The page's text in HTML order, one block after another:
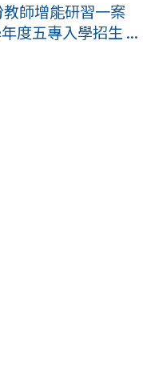
師增能研習一案
度五專入學招生 ...